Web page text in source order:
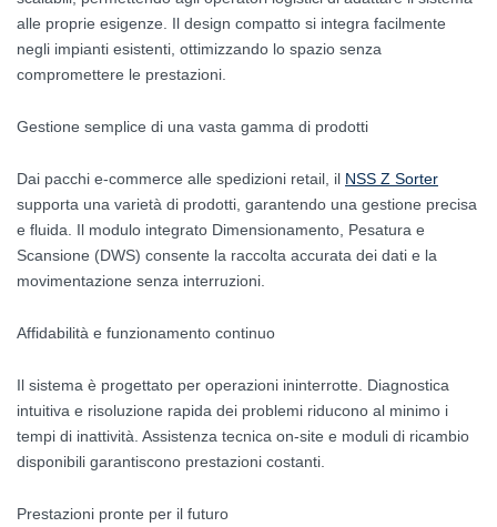
alle proprie esigenze. Il design compatto si integra facilmente
negli impianti esistenti, ottimizzando lo spazio senza
compromettere le prestazioni.
Gestione semplice di una vasta gamma di prodotti
Dai pacchi e-commerce alle spedizioni retail, il NSS Z Sorter
supporta una varietà di prodotti, garantendo una gestione precisa
e fluida. Il modulo integrato Dimensionamento, Pesatura e
Scansione (DWS) consente la raccolta accurata dei dati e la
movimentazione senza interruzioni.
Affidabilità e funzionamento continuo
Il sistema è progettato per operazioni ininterrotte. Diagnostica
intuitiva e risoluzione rapida dei problemi riducono al minimo i
tempi di inattività. Assistenza tecnica on-site e moduli di ricambio
disponibili garantiscono prestazioni costanti.
Prestazioni pronte per il futuro